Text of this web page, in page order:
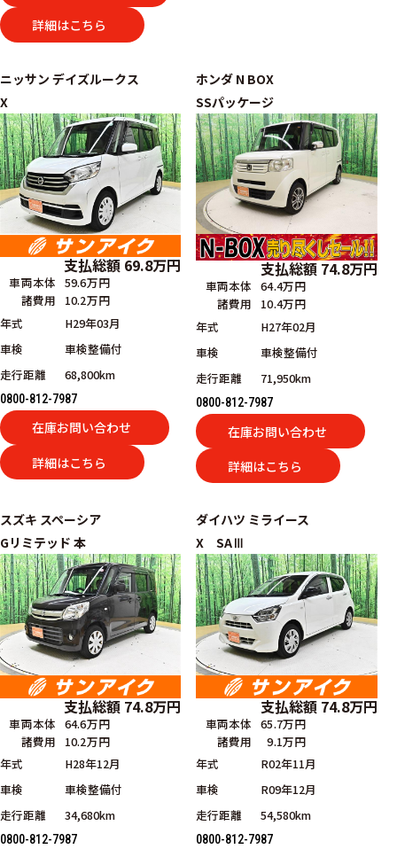
詳細はこちら
ニッサン デイズルークス
X
支払総額 69.8万円
車両本体 59.6万円
諸費用
10.2万円
年式
H29年03月
車検
車検整備付
走行距離
68,800km
0800-812-7987
在庫お問い合わせ
詳細はこちら
ホンダ N BOX
SSパッケージ
支払総額 74.8万円
車両本体 64.4万円
諸費用
10.4万円
年式
H27年02月
車検
車検整備付
走行距離
71,950km
0800-812-7987
在庫お問い合わせ
詳細はこちら
スズキ スペーシア
Gリミテッド 本
支払総額 74.8万円
車両本体 64.6万円
諸費用
10.2万円
年式
H28年12月
車検
車検整備付
走行距離
34,680km
0800-812-7987
ダイハツ ミライース
X SAⅢ
支払総額 74.8万円
車両本体 65.7万円
諸費用
9.1万円
年式
R02年11月
車検
R09年12月
走行距離
54,580km
0800-812-7987